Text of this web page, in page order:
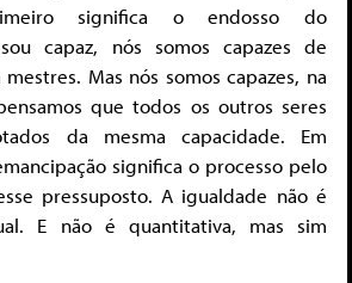
significa o endosso do
capaz, nós somos capazes de
Mas nós somos capazes, na
que todos os outros seres
da mesma capacidade. Em
significa o processo pelo
pressuposto. A igualdade não é
E não é quantitativa, mas sim